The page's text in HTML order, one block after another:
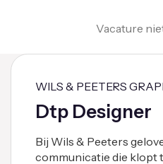
Vacature
WILS & PEETERS
Dtp Designer
Bij Wils & Peeters
communicatie die klopt